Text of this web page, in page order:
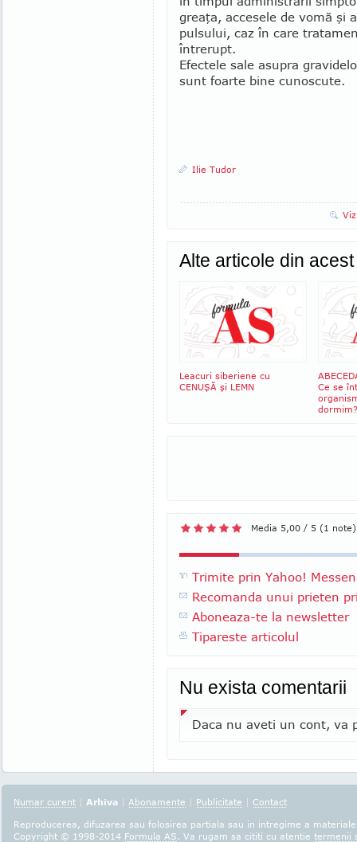
greaţa, accesele de vomă şi
pul­su­lui, caz în care
întrerupt.
Efectele sale asupra
sunt foarte bine cunoscute.
Ilie Tudor
Alte articole din
Leacuri siberiene cu
CENUŞĂ şi LEMN
Ce se
Media 5,00 / 5 (1 note)
Trimite prin Yahoo!
Recomanda unui prieten
Aboneaza-te la newsletter
Tipareste articolul
Nu exista comentarii
Daca nu aveti un cont, va
Numar curent | Arhiva | Abonamente | Publicitate | Contact
Reproducerea, difuzarea sau folosirea partiala sau in intregime a
Copyright © 1998-2014 Formula AS. Va rugam sa cititi cu atentie termenii